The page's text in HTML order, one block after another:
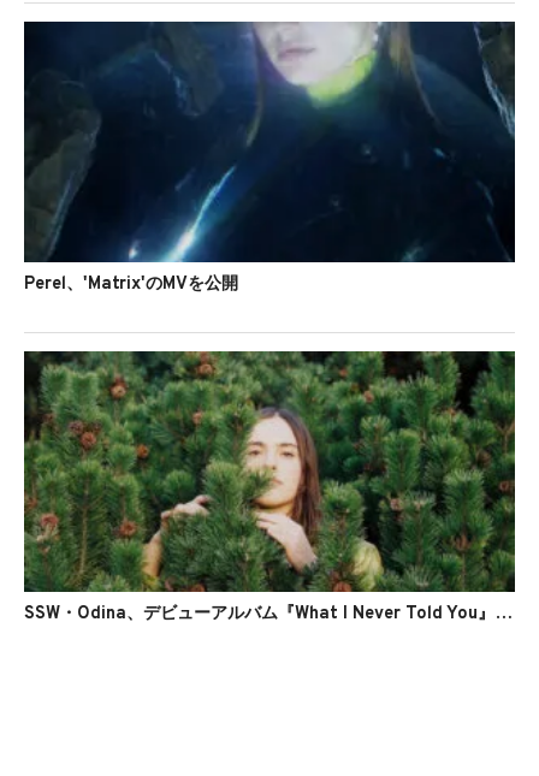
Perel、'Matrix'のMVを公開
SSW・Odina、デビューアルバム『What I Never Told You』をリリース